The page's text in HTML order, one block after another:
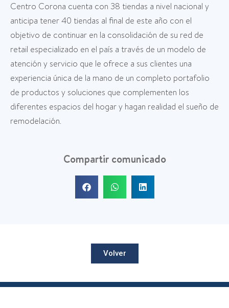
Centro Corona cuenta con 38 tiendas a nivel nacional y
anticipa tener 40 tiendas al final de este año con el
objetivo de continuar en la consolidación de su red de
retail especializado en el país a través de un modelo de
atención y servicio que le ofrece a sus clientes una
experiencia única de la mano de un completo portafolio
de productos y soluciones que complementen los
diferentes espacios del hogar y hagan realidad el sueño de
remodelación.
Compartir comunicado
Volver